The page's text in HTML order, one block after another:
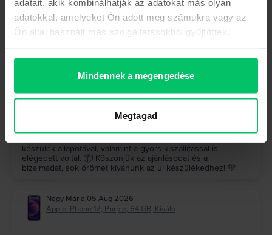
adatait, akik kombinálhatják az adatokat más olyan
adatokkal, amelyeket Ön adott meg számukra vagy az
Ön által használt más szolgáltatásokból gyűjtöttek.
Mindennek a megengedése
Megtagad
Hock József,05 Aug 2026
Samsung Galaxy S23 Ultra 5G Dual Sim, Graphite, 512 GB,
Kiváló
pontos, minden kifogástalanul működik, felülmúlta a
jár
készülék állapotával, valamint a gyors kiszállítással is
elégedett voltál. 📦 Köszönjük az ajánlásodat és a
bizalmadat, sok örömet kívánunk az új készülékedhez! 💚
Nagy Mária,05 Aug 2026
Apple iPhone 12, Purple, 64 GB, Kiváló